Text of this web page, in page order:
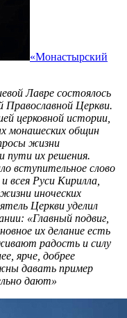
«Монастырский
Лавре состоялось
Православной Церкви.
церковной истории,
монашеских общин
жизни
пути их решения.
вступительное слово
всея Руси Кирилла,
иноческих
Церкви уделил
«Главный подвиг,
их делание есть
радость и силу
ярче, добрее
давать пример
дают»